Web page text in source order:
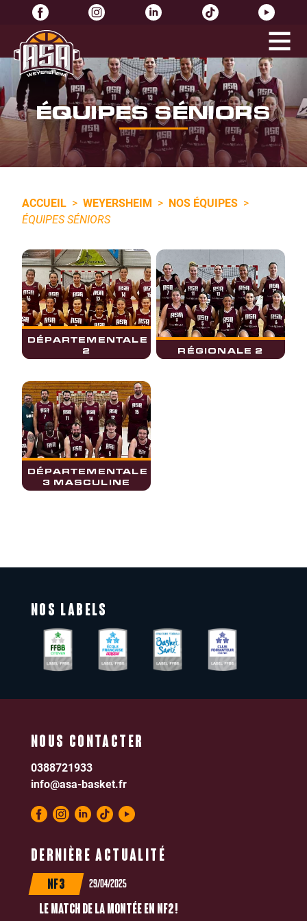
ÉQUIPES SÉNIORS
ACCUEIL > WEYERSHEIM > NOS ÉQUIPES >
ÉQUIPES SÉNIORS
DÉPARTEMENTALE
2
RÉGIONALE 2
DÉPARTEMENTALE
3 MASCULINE
NOS LABELS
DERNIÈRE ACTUALITÉ
NF3 29/04/2025
LE MATCH DE LA MONTÉE EN NF2 !
NOUS CONTACTER
0388721933
info@asa-basket.fr